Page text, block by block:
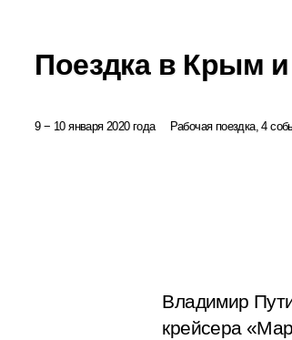
Поездка в Крым
9 − 10 января 2020 года Рабочая поездка, 4
Владимир
крейсера